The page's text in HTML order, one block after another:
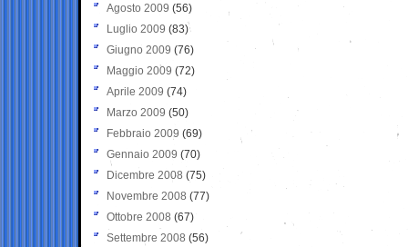
Agosto 2009 (56)
Luglio 2009 (83)
Giugno 2009 (76)
Maggio 2009 (72)
Aprile 2009 (74)
Marzo 2009 (50)
Febbraio 2009 (69)
Gennaio 2009 (70)
Dicembre 2008 (75)
Novembre 2008 (77)
Ottobre 2008 (67)
Settembre 2008 (56)